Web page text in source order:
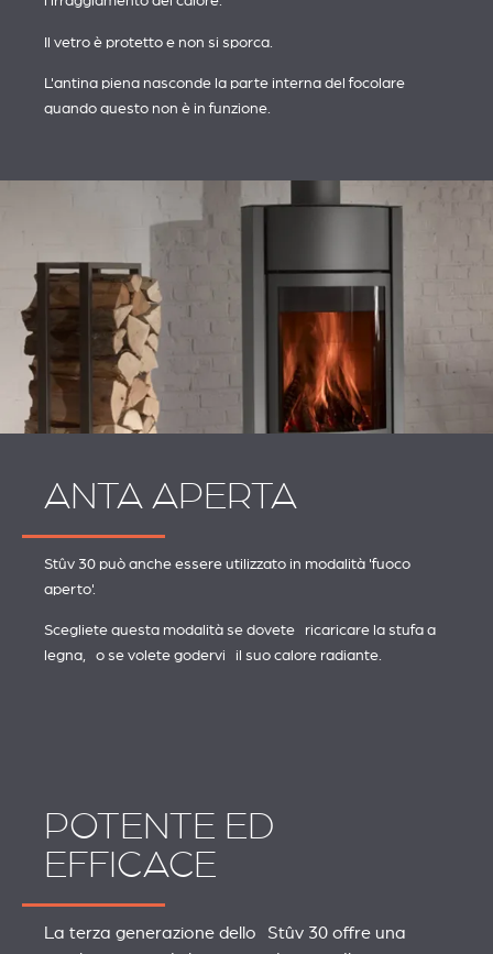
Il vetro è protetto e non si sporca.
L'antina piena nasconde la parte interna del focolare
quando questo non è in funzione.
ANTA APERTA
Stûv 30 può anche essere utilizzato in modalità 'fuoco
aperto'.
Scegliete questa modalità se dovete ricaricare la stufa a
legna, o se volete godervi il suo calore radiante.
POTENTE ED
EFFICACE
La terza generazione dello Stûv 30 offre una